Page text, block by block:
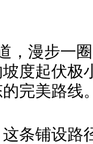
，漫步一
度起伏极
完美路线
条铺设路